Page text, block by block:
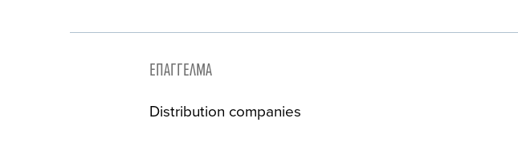
ΕΠΆΓΓΕΛΜΑ
Distribution companies